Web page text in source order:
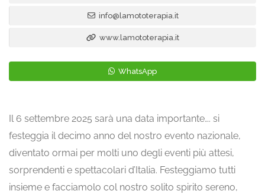
info@lamototerapia.it
www.lamototerapia.it
WhatsApp
Il 6 settembre 2025 sarà una data importante…. si
festeggia il decimo anno del nostro evento nazionale,
diventato ormai per molti uno degli eventi più attesi,
sorprendenti e spettacolari d’Italia. Festeggiamo tutti
insieme e facciamolo col nostro solito spirito sereno,